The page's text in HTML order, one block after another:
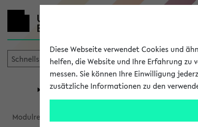
Universität Forschung
eKVV
Modulrecherche
Alle
Diese Webseite verwendet Cookies und
helfen, die Website und Ihre Erfahrung zu
messen. Sie können Ihre Einwilligung
zusätzliche Informationen zu den